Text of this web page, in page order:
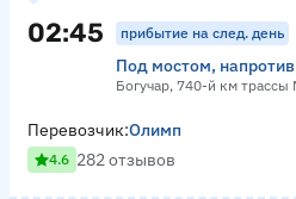
02:45 прибытие на след. день
Под мостом,
Богучар, 740-й км трассы
Перевозчик:Олимп
4.6 282 отзывов